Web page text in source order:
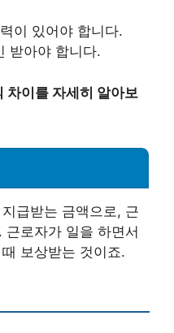
이 있어야 합니다.
받아야 합니다.
차이를 자세히 알아보
급받는 금액으로, 근
로자가 일을 하면서
보상받는 것이죠.